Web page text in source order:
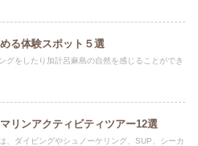
る体験スポット５選
グをしたり加計呂麻島の自然を感じることができ
リンアクティビティツアー12選
、ダイビングやシュノーケリング、SUP、シーカ